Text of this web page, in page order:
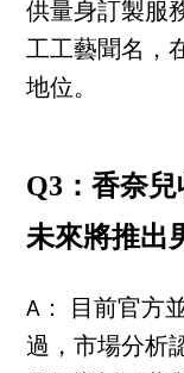
供量身訂製服
工工藝聞名，
地位。
Q3：香奈
未來將推出
A： 目前官方
過，市場分析